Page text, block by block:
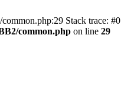
Stack trace: #0
common.php on line 29